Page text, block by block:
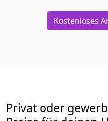
Kostenloses
Privat oder